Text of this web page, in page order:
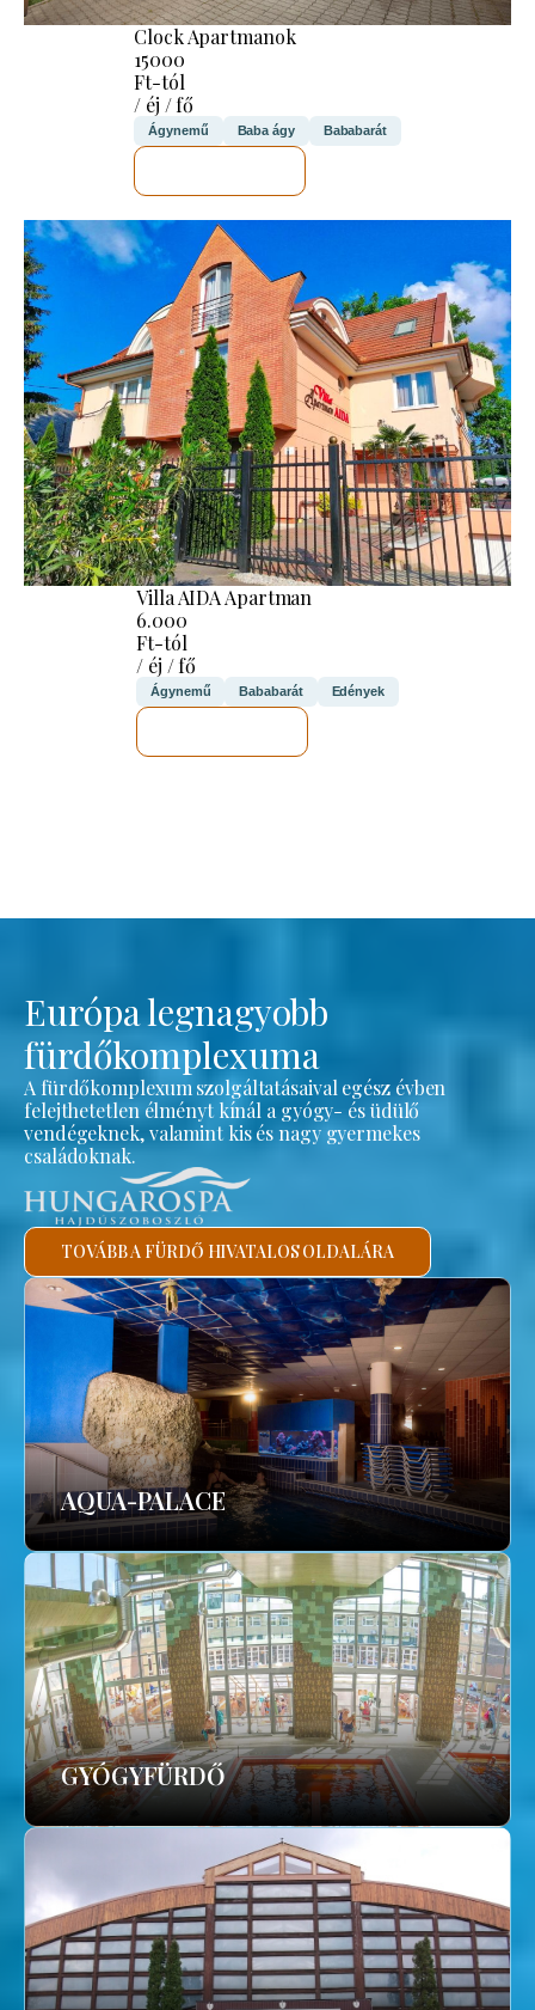
Clock Apartmanok
15000
Ft-tól
/ éj / fő
Ágynemű Baba ágy Bababarát
Villa AIDA Apartman
6.000
Ft-tól
/ éj / fő
Ágynemű Bababarát Edények
Európa legnagyobb
fürdőkomplexuma
A fürdőkomplexum szolgáltatásaival egész évben
felejthetetlen élményt kínál a gyógy- és üdülő
vendégeknek, valamint kis és nagy gyermekes
családoknak.
TOVÁBB A FÜRDŐ HIVATALOS OLDALÁRA
AQUA-PALACE
GYÓGYFÜRDŐ